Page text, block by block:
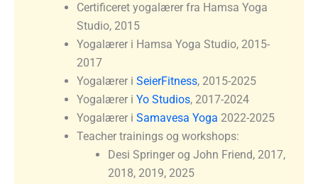
Certificeret yogalærer fra Hamsa Yoga
Studio, 2015
Yogalærer i Hamsa Yoga Studio, 2015-
2017
Yogalærer i SeierFitness, 2015-2025
Yogalærer i Yo Studios, 2017-2024
Yogalærer i Samavesa Yoga 2022-2025
Teacher trainings og workshops:
Desi Springer og John Friend, 2017,
2018, 2019, 2025